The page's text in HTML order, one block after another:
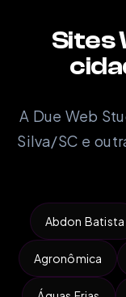
Sites
A Due Web
Silva/SC e
Abdon Batista
Agronômica